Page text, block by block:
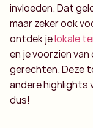
invloeden. Dat
maar zeker ook
ontdek jelokale
en je voorzien
gerechten. Deze
andere highlights
dus!